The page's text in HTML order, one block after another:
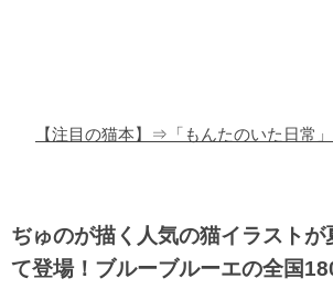
【注目の猫本】⇒「もんたのいた日常」
ぢゅのが描く人気の猫イラストが
て登場！ブルーブルーエの全国​
猫のゲーム・アプリ